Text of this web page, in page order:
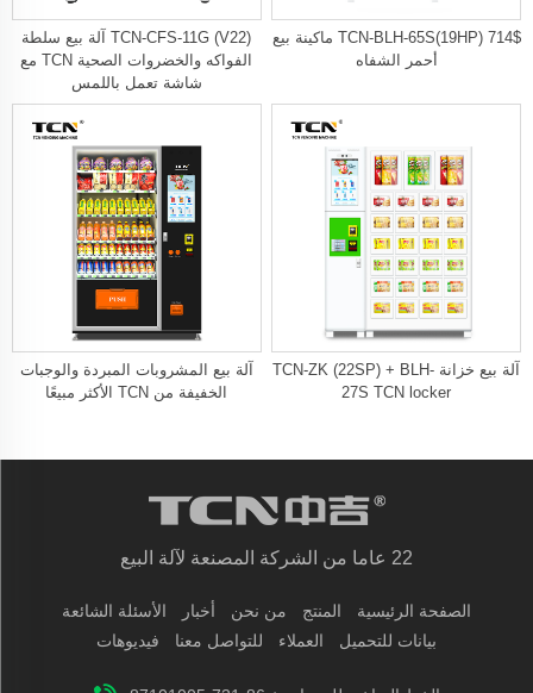
TCN-CFS-11G (V22) آلة بيع سلطة
الفواكه والخضروات الصحية TCN مع
شاشة تعمل باللمس
714$ TCN-BLH-65S(19HP) ماكينة بيع
أحمر الشفاه
آلة بيع المشروبات المبردة والوجبات
الخفيفة من TCN الأكثر مبيعًا
آلة بيع خزانة TCN-ZK (22SP) + BLH-
27S TCN locker
22 عاما من الشركة المصنعة لآلة البيع
الصفحة الرئيسية المنتج من نحن أخبار
الأسئلة الشائعة
بيانات للتحميل
العملاء للتواصل معنا فيديوهات